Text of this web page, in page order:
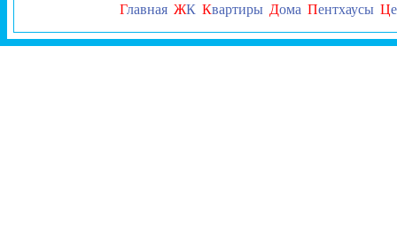
Главная ЖК Квартиры Дома Пентхаусы Ц